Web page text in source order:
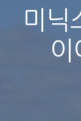
미닉
이